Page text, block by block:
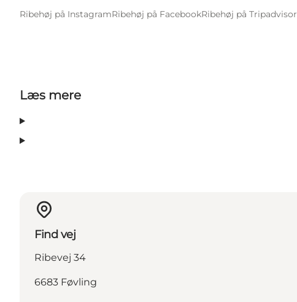
Ribehøj på InstagramRibehøj på FacebookRibehøj på Tripadvisor
Læs mere
Find vej
Ribevej 34
6683 Føvling